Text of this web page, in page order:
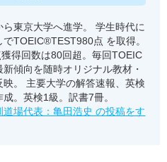
ら東京大学へ進学。 学生時代に
TOEIC®TEST980点 を取得。
得回数は80回超。毎回TOEIC
傾向を随時オリジナル教材・
映。 主要大学の解答速報、英検
。英検1級。訳書7冊。
道場代表：亀田浩史 の投稿をす